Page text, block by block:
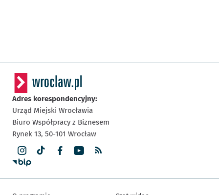
Adres korespondencyjny:
Urząd Miejski Wrocławia
Biuro Współpracy z Biznesem
Rynek 13, 50-101 Wrocław